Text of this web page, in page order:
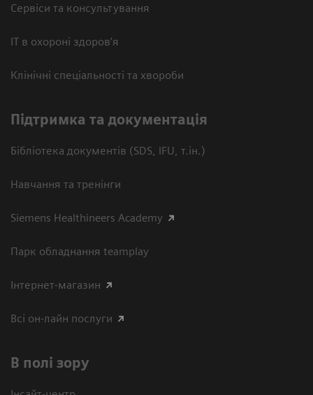
Сервіси та консультування
ІТ в охороні здоров’я
Клінічні спеціальності та хвороби
Підтримка та документація
Бібліотека документів (SDS, IFU, т.ін.)
Навчання та тренінги
Siemens Healthineers Academy
Парк обладнання teamplay
Інтернет-магазин
Всі он-лайн послуги
В полі зору